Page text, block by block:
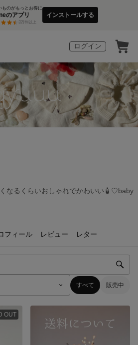
ものがもっとお得に
のアプリ
3万件以上
インストールする
ログイン
なるくらいおしゃれでかわいい🧴♡baby
フィール レビュー レター
すべて 販売中
OUT